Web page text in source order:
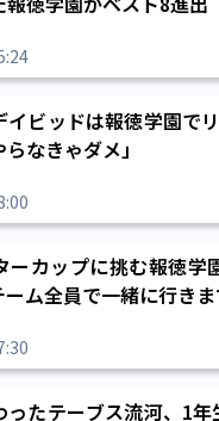
イビッドは報徳学園で
なきゃダメ」
ーカップに挑む報徳
ム全員で一緒に行きま
ったテーブス流河、1